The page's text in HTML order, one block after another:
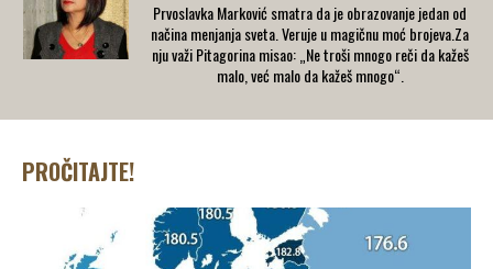
Prvoslavka Marković smatra da je obrazovanje jedan od
načina menjanja sveta. Veruje u magičnu moć brojeva.Za
nju važi Pitagorina misao: „Ne troši mnogo reči da kažeš
malo, već malo da kažeš mnogo“.
PROČITAJTE!